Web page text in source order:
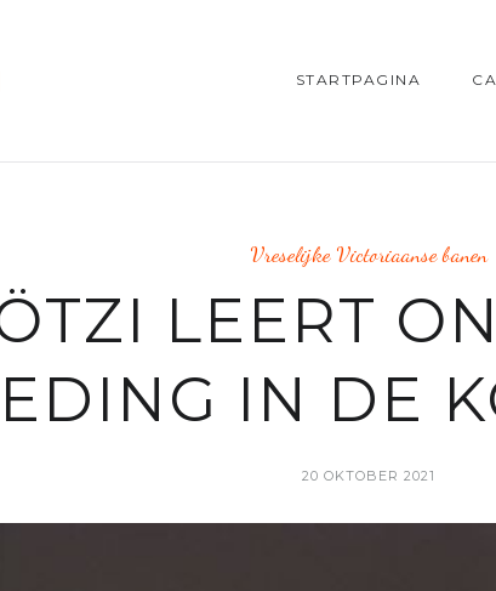
STARTPAGINA
Vreselijke Victoriaanse banen
LEERT
IN DE
20 OKTOBER 2021